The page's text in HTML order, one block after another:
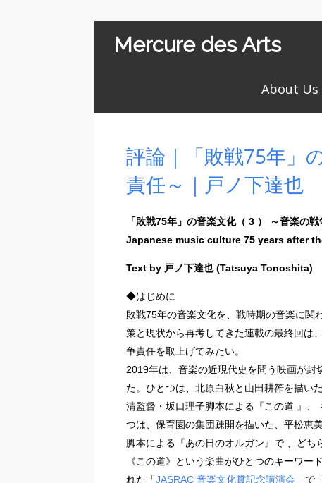
Mercure des Arts
About Us
評論｜「敗戦75年」
責任～｜戸ノ下達也
「敗戦75年」の音楽文化（ 3 ） ～音楽の戦
Japanese music culture 75 years after
Text by 戸ノ下達也 (Tatsuya Tonoshita)
◆はじめに
敗戦75年の音楽文化を、戦時期の音楽に関
策と現状から再考してきた連載の最終回は
争責任を取上げてみたい。
2019年は、音楽の近現代史を問う映画が封
た。ひとつは、北原白秋と山田耕筰を描い
清監督・坂口理子脚本による『この道 』、
つは、保育園の集団疎開を描いた、平松恵
脚本による『あの日のオルガン』で 、どち
《この道》という楽曲がひとつのキーワ
れた「JASRAC 音楽文化賞記念講演会 」で